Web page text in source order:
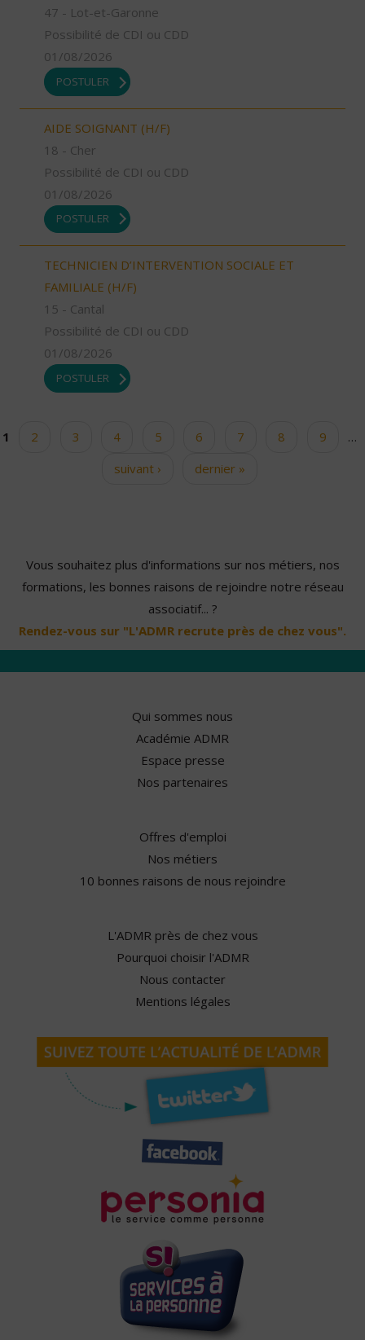
47 - Lot-et-Garonne
Possibilité de CDI ou CDD
01/08/2026
POSTULER
AIDE SOIGNANT (H/F)
18 - Cher
Possibilité de CDI ou CDD
01/08/2026
POSTULER
TECHNICIEN D’INTERVENTION SOCIALE ET
FAMILIALE (H/F)
15 - Cantal
Possibilité de CDI ou CDD
01/08/2026
POSTULER
Pages
1 2 3 4 5 6 7 8 9
…
suivant ›
dernier »
Vous souhaitez plus d'informations sur nos métiers, nos
formations, les bonnes raisons de rejoindre notre réseau
associatif... ?
Rendez-vous sur "L'ADMR recrute près de chez vous".
Qui sommes nous
Académie ADMR
Espace presse
Nos partenaires
Offres d'emploi
Nos métiers
10 bonnes raisons de nous rejoindre
L'ADMR près de chez vous
Pourquoi choisir l'ADMR
Nous contacter
Mentions légales